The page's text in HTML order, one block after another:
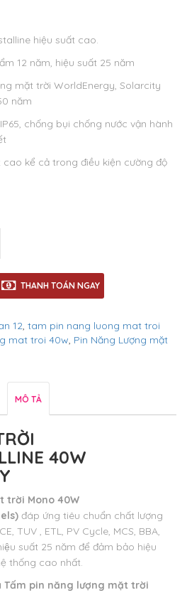
hiệu suất cao.
12 năm, hiệu suất 25 năm
mặt trời WorldEnergy, Solarcity
năm
chống bụi chống nước vận hành
kể cả trong điều kiện cường độ
THANH TOÁN NGAY
12, tam pin nang luong mat troi
mat troi 40w, Pin Năng Lượng mặt
MÔ TẢ
40W
trời Mono 40W
đáp ứng tiêu chuẩn chất lượng
TUV , ETL, PV Cycle, MCS, BBA,
suất 25 năm để đảm bảo hiệu
thống cao nhất.
Tấm pin năng lượng mặt trời